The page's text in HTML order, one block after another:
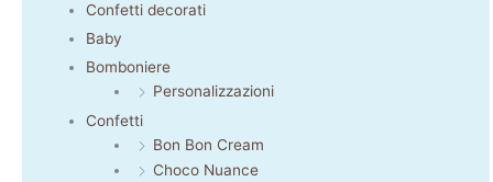
Confetti decorati
Baby
Bomboniere
Personalizzazioni
Confetti
Bon Bon Cream
Choco Nuance